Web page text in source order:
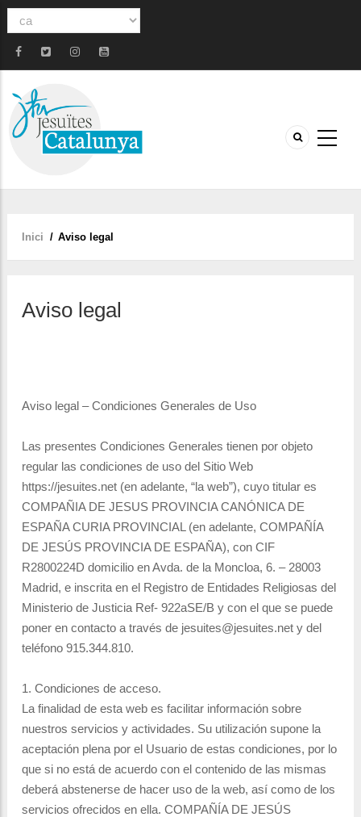
Select
language
Fil
Inici / Aviso legal
Aviso legal
Aviso legal – Condiciones Generales de Uso
Las presentes Condiciones Generales tienen por objeto
regular las condiciones de uso del Sitio Web
https://jesuites.net (en adelante, “la web”), cuyo titular es
COMPAÑIA DE JESUS PROVINCIA CANÓNICA DE
ESPAÑA CURIA PROVINCIAL (en adelante, COMPAÑÍA
DE JESÚS PROVINCIA DE ESPAÑA), con CIF
R2800224D domicilio en Avda. de la Moncloa, 6. – 28003
Madrid, e inscrita en el Registro de Entidades Religiosas del
Ministerio de Justicia Ref- 922aSE/B y con el que se puede
poner en contacto a través de jesuites@jesuites.net y del
teléfono 915.344.810.
1. Condiciones de acceso.
La finalidad de esta web es facilitar información sobre
nuestros servicios y actividades. Su utilización supone la
aceptación plena por el Usuario de estas condiciones, por lo
que si no está de acuerdo con el contenido de las mismas
deberá abstenerse de hacer uso de la web, así como de los
servicios ofrecidos en ella. COMPAÑÍA DE JESÚS